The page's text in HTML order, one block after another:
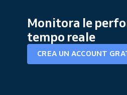
Monitora le
tempo reale
CREA UN ACCOUNT